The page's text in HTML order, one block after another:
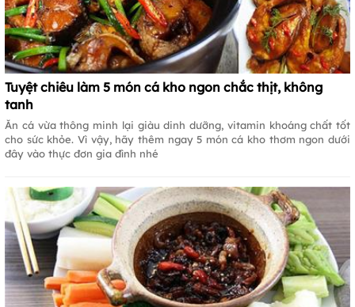
Tuyệt chiêu làm 5 món cá kho ngon chắc thịt, không
tanh
Ăn cá vừa thông minh lại giàu dinh dưỡng, vitamin khoáng chất tốt
cho sức khỏe. Vì vậy, hãy thêm ngay 5 món cá kho thơm ngon dưới
đây vào thực đơn gia đình nhé